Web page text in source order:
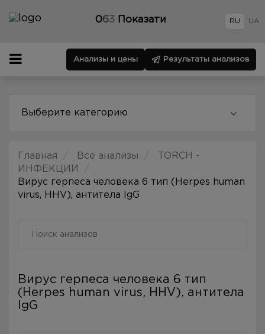
063 Показати RU UA
Анализы и цены Результаты анализов
Выберите категорию
Главная Все анализы
TORCH -
ИНФЕКЦИИ
Вирус герпеса человека 6 тип (Herpes human
virus, HHV), антитела IgG
Вирус герпеса человека 6 тип
(Herpes human virus, HHV), антитела
IgG